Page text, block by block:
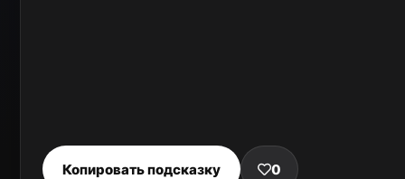
Копировать подсказку 0